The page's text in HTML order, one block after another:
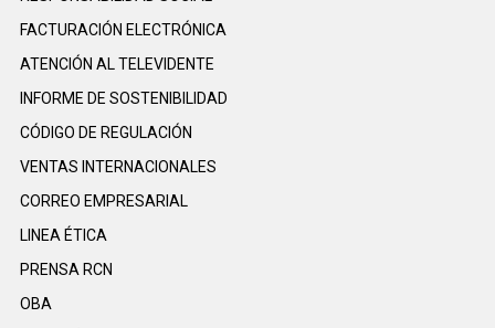
FACTURACIÓN ELECTRÓNICA
ATENCIÓN AL TELEVIDENTE
INFORME DE SOSTENIBILIDAD
CÓDIGO DE REGULACIÓN
VENTAS INTERNACIONALES
CORREO EMPRESARIAL
LINEA ÉTICA
PRENSA RCN
OBA